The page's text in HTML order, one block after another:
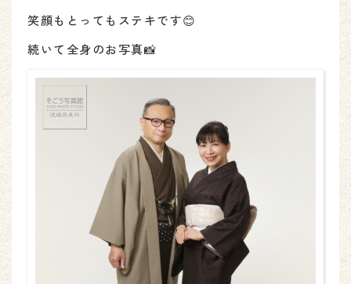
笑顔もとってもステキです😊
続いて全身のお写真📸